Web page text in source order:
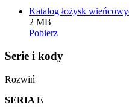
Katalog łożysk
2 MB
Pobierz
Serie i kody
Rozwiń
SERIA E